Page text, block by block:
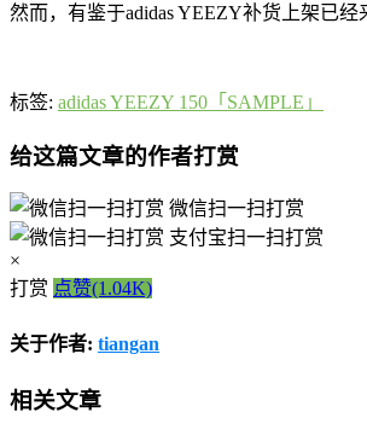
然而，有鉴于adidas YEEZY补货上架已
标签: adidas YEEZY 150「SAMPLE」
给这篇文章的作者打赏
微信扫一扫打赏
支付宝扫一扫打赏
×
打赏 点赞(1.04K)
关于作者: tiangan
相关文章